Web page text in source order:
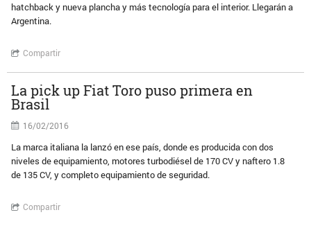
hatchback y nueva plancha y más tecnología para el interior. Llegarán a
Argentina.
Compartir
La pick up Fiat Toro puso primera en
Brasil
16/02/2016
La marca italiana la lanzó en ese país, donde es producida con dos
niveles de equipamiento, motores turbodiésel de 170 CV y naftero 1.8
de 135 CV, y completo equipamiento de seguridad.
Compartir